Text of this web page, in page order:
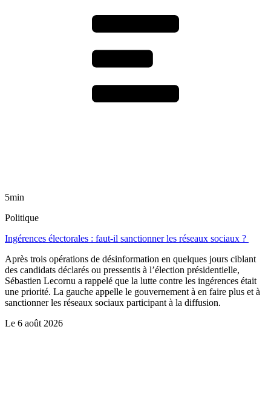
5min
Politique
Ingérences électorales : faut-il sanctionner les réseaux sociaux ?
Après trois opérations de désinformation en quelques jours ciblant
des candidats déclarés ou pressentis à l’élection présidentielle,
Sébastien Lecornu a rappelé que la lutte contre les ingérences était
une priorité. La gauche appelle le gouvernement à en faire plus et à
sanctionner les réseaux sociaux participant à la diffusion.
Le 6 août 2026